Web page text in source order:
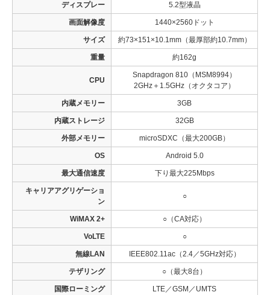
ディスプレー 5.2型液晶
画面解像度 1440×2560ドット
サイズ 約73×151×10.1mm（最厚部約10.7mm）
重量 約162g
CPU
Snapdragon 810（MSM8994）
2GHz＋1.5GHz（オクタコア）
内蔵メモリー 3GB
内蔵ストレージ 32GB
外部メモリー microSDXC（最大200GB）
OS Android 5.0
最大通信速度 下り最大225Mbps
キャリアアグリゲーショ
ン
○
WiMAX 2+ ○（CA対応）
VoLTE ○
無線LAN IEEE802.11ac（2.4／5GHz対応）
テザリング ○（最大8台）
国際ローミング LTE／GSM／UMTS